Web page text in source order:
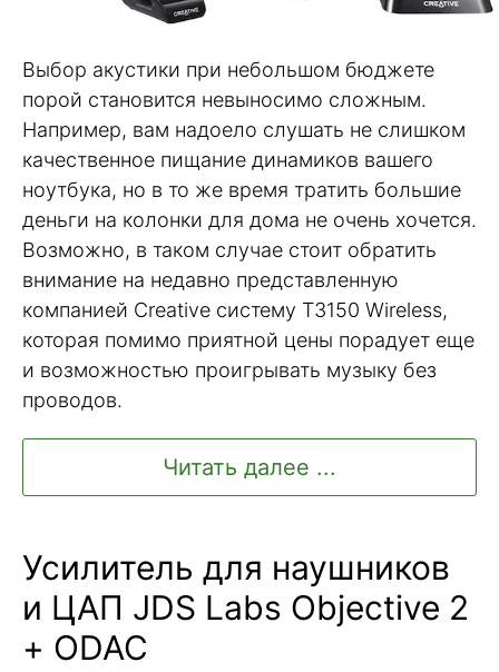
Выбор акустики при небольшом бюджете
порой становится невыносимо сложным.
Например, вам надоело слушать не слишком
качественное пищание динамиков вашего
ноутбука, но в то же время тратить большие
деньги на колонки для дома не очень хочется.
Возможно, в таком случае стоит обратить
внимание на недавно представленную
компанией Creative систему T3150 Wireless,
которая помимо приятной цены порадует еще
и возможностью проигрывать музыку без
проводов.
Читать далее ...
Усилитель для наушников
и ЦАП JDS Labs Objective 2
+ ODAC